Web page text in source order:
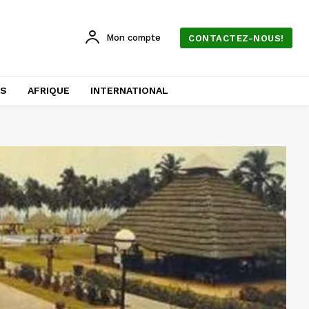
Mon compte CONTACTEZ-NOUS!
AFRIQUE INTERNATIONAL